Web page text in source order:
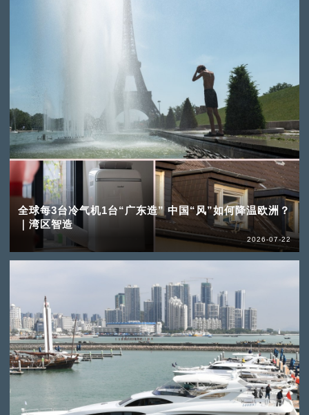
全球每3台冷气机1台“广东造” 中国“风”如何降温欧洲？
｜湾区智造
2026-07-22